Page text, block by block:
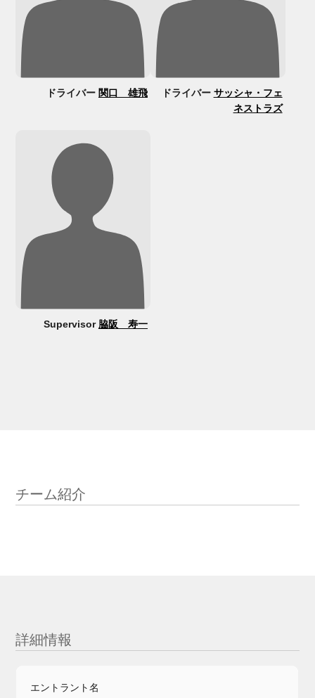
ドライバー 関口 雄飛 ドライバー サッシャ・フェ
ネストラズ
Supervisor 脇阪 寿一
チーム紹介
詳細情報
エントラント名